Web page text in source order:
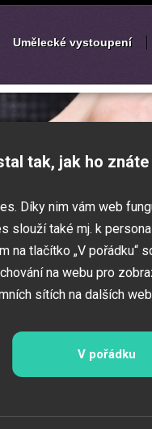
Umělecké vystoupení
tak, jak ho znáte
Díky nim vám web
slouží také mj. k
na tlačítko „V pořádku“
na webu pro
sítích na dalších
V pořádku